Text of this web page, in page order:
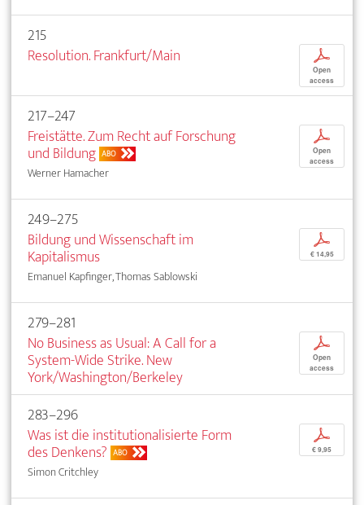
215
Resolution. Frankfurt/Main
p
Open
access
217–247
Freistätte. Zum Recht auf Forschung
und Bildung ABO
Werner Hamacher
p
Open
access
249–275
Bildung und Wissenschaft im
Kapitalismus
Emanuel Kapfinger, Thomas Sablowski
p
€ 14,95
279–281
No Business as Usual: A Call for a
System-Wide Strike. New
York/Washington/Berkeley
p
Open
access
283–296
Was ist die institutionalisierte Form
des Denkens? ABO
Simon Critchley
p
€ 9,95